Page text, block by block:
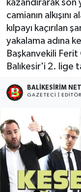
kazandırarak son
camianın
kılpayı
yakalama adına
Başkanvekili
Balıkesir'i 2. lige
BALIKESIRIM NET
GAZETECI | EDITÖR